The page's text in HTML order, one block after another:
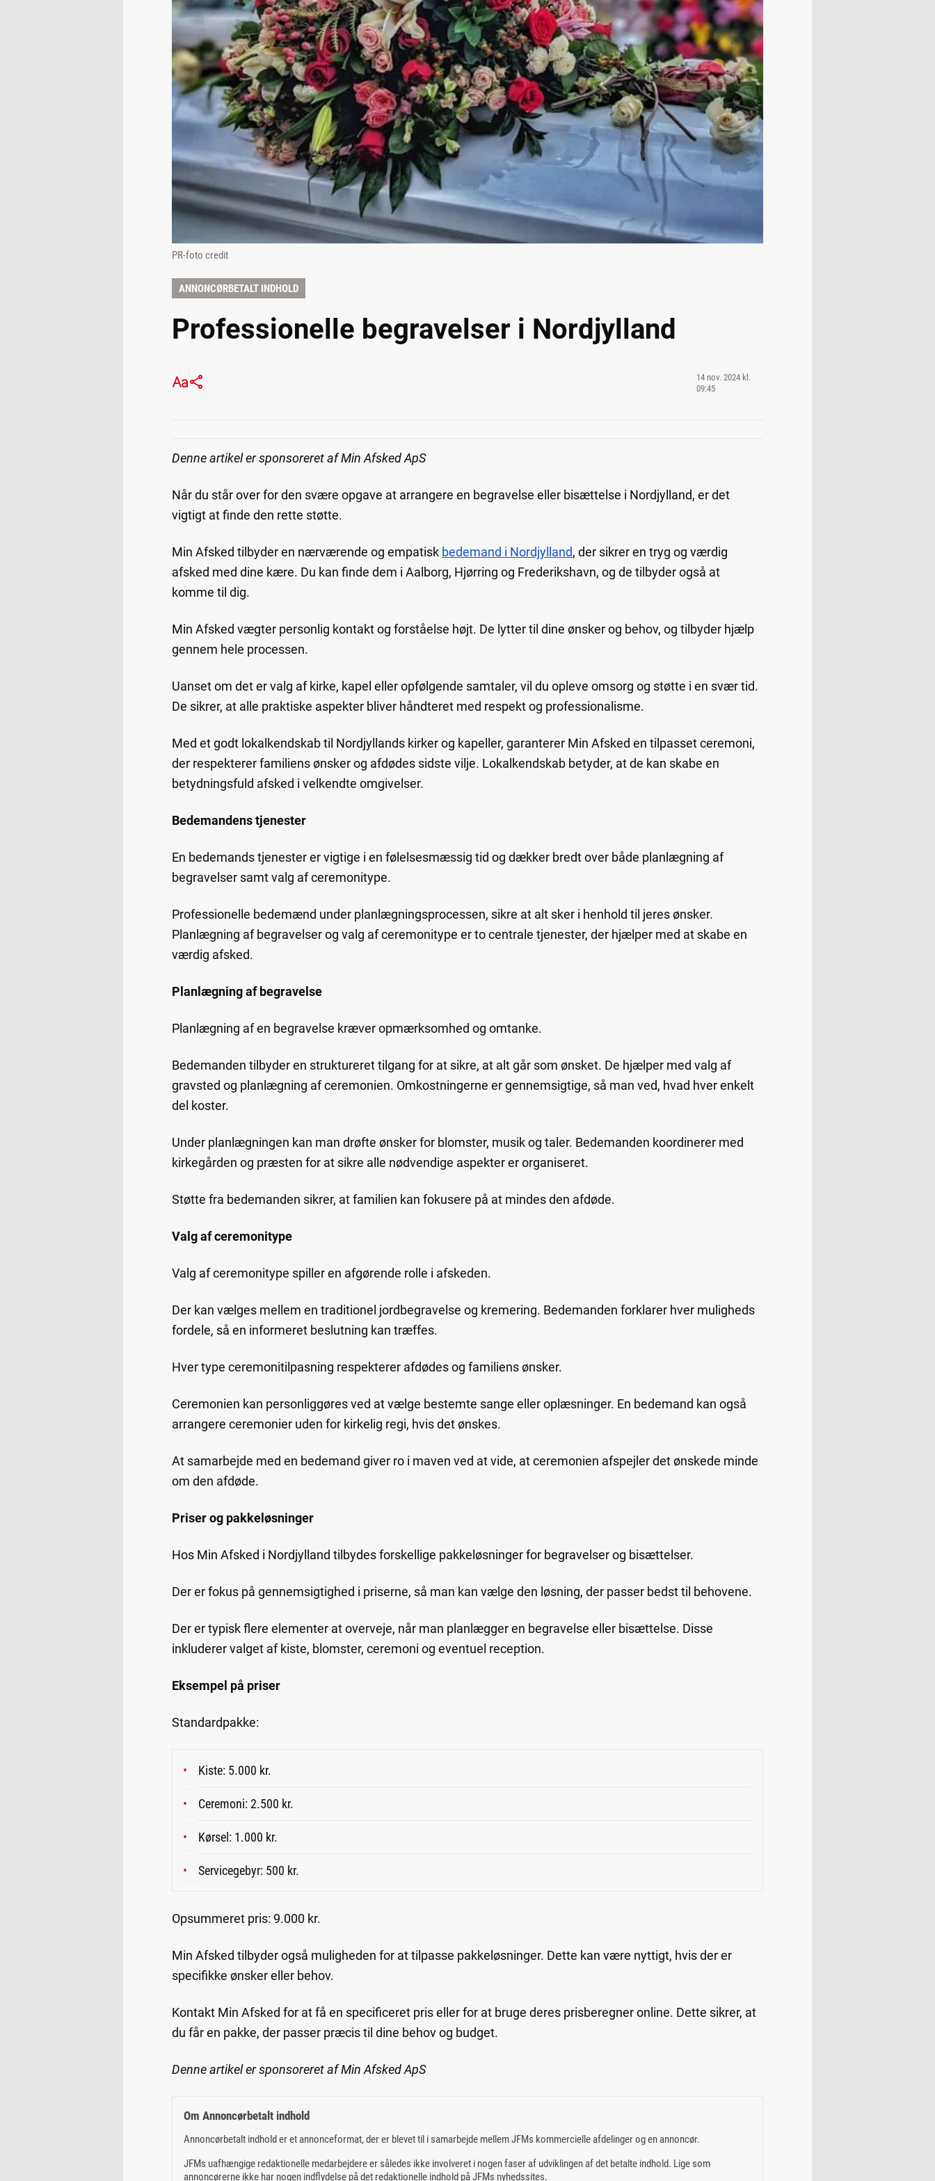
PR-foto credit
ANNONCØRBETALT INDHOLD
Professionelle begravelser i Nordjylland
14 nov. 2024 kl.
09:45
Denne artikel er sponsoreret af Min Afsked ApS
Når du står over for den svære opgave at arrangere en begravelse eller bisættelse i Nordjylland, er det
vigtigt at finde den rette støtte.
Min Afsked tilbyder en nærværende og empatisk bedemand i Nordjylland, der sikrer en tryg og værdig
afsked med dine kære. Du kan finde dem i Aalborg, Hjørring og Frederikshavn, og de tilbyder også at
komme til dig.
Min Afsked vægter personlig kontakt og forståelse højt. De lytter til dine ønsker og behov, og tilbyder hjælp
gennem hele processen.
Uanset om det er valg af kirke, kapel eller opfølgende samtaler, vil du opleve omsorg og støtte i en svær tid.
De sikrer, at alle praktiske aspekter bliver håndteret med respekt og professionalisme.
Med et godt lokalkendskab til Nordjyllands kirker og kapeller, garanterer Min Afsked en tilpasset ceremoni,
der respekterer familiens ønsker og afdødes sidste vilje. Lokalkendskab betyder, at de kan skabe en
betydningsfuld afsked i velkendte omgivelser.
Bedemandens tjenester
En bedemands tjenester er vigtige i en følelsesmæssig tid og dækker bredt over både planlægning af
begravelser samt valg af ceremonitype.
Professionelle bedemænd under planlægningsprocessen, sikre at alt sker i henhold til jeres ønsker.
Planlægning af begravelser og valg af ceremonitype er to centrale tjenester, der hjælper med at skabe en
værdig afsked.
Planlægning af begravelse
Planlægning af en begravelse kræver opmærksomhed og omtanke.
Bedemanden tilbyder en struktureret tilgang for at sikre, at alt går som ønsket. De hjælper med valg af
gravsted og planlægning af ceremonien. Omkostningerne er gennemsigtige, så man ved, hvad hver enkelt
del koster.
Under planlægningen kan man drøfte ønsker for blomster, musik og taler. Bedemanden koordinerer med
kirkegården og præsten for at sikre alle nødvendige aspekter er organiseret.
Støtte fra bedemanden sikrer, at familien kan fokusere på at mindes den afdøde.
Valg af ceremonitype
Valg af ceremonitype spiller en afgørende rolle i afskeden.
Der kan vælges mellem en traditionel jordbegravelse og kremering. Bedemanden forklarer hver muligheds
fordele, så en informeret beslutning kan træffes.
Hver type ceremonitilpasning respekterer afdødes og familiens ønsker.
Ceremonien kan personliggøres ved at vælge bestemte sange eller oplæsninger. En bedemand kan også
arrangere ceremonier uden for kirkelig regi, hvis det ønskes.
At samarbejde med en bedemand giver ro i maven ved at vide, at ceremonien afspejler det ønskede minde
om den afdøde.
Priser og pakkeløsninger
Hos Min Afsked i Nordjylland tilbydes forskellige pakkeløsninger for begravelser og bisættelser.
Der er fokus på gennemsigtighed i priserne, så man kan vælge den løsning, der passer bedst til behovene.
Der er typisk flere elementer at overveje, når man planlægger en begravelse eller bisættelse. Disse
inkluderer valget af kiste, blomster, ceremoni og eventuel reception.
Eksempel på priser
Standardpakke:
Kiste: 5.000 kr.
Ceremoni: 2.500 kr.
Kørsel: 1.000 kr.
Servicegebyr: 500 kr.
Opsummeret pris: 9.000 kr.
Min Afsked tilbyder også muligheden for at tilpasse pakkeløsninger. Dette kan være nyttigt, hvis der er
specifikke ønsker eller behov.
Kontakt Min Afsked for at få en specificeret pris eller for at bruge deres prisberegner online. Dette sikrer, at
du får en pakke, der passer præcis til dine behov og budget.
Denne artikel er sponsoreret af Min Afsked ApS
Om Annoncørbetalt indhold
Annoncørbetalt indhold er et annonceformat, der er blevet til i samarbejde mellem JFMs kommercielle afdelinger og en annoncør.
JFMs uafhængige redaktionelle medarbejdere er således ikke involveret i nogen faser af udviklingen af det betalte indhold. Lige som
annoncørerne ikke har nogen indflydelse på det redaktionelle indhold på JFMs nyhedssites.